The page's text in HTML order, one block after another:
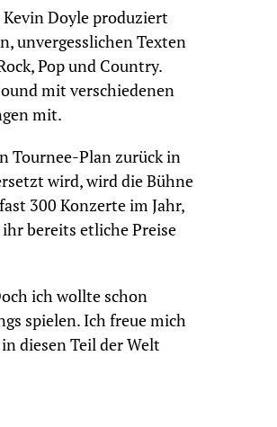
Doyle produziert
unvergesslichen Texten
Pop und Country.
mit verschiedenen
mit.
Tournee-Plan zurück in
wird, wird die Bühne
300 Konzerte im Jahr,
bereits etliche Preise
ich wollte schon
spielen. Ich freue mich
diesen Teil der Welt